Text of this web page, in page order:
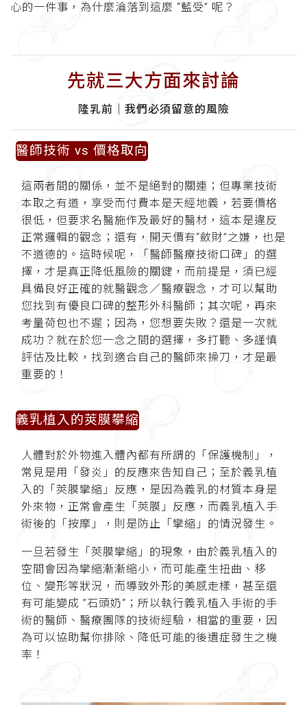
心的一件事，為什麼淪落到這麼 “藍受” 呢？
先就三大方面來討論
隆乳前│我們必須留意的風險
醫師技術 vs 價格取向
這兩者間的關係，並不是絕對的關連；但專業技術
本取之有道，享受而付費本是天經地義，若要價格
很低，但要求名醫施作及最好的醫材，這本是違反
正常邏輯的觀念；還有，開天價有“斂財”之嫌，也是
不道德的。這時候呢，「醫師醫療技術口碑」的選
擇，才是真正降低風險的關鍵，而前提是，須已經
具備良好正確的就醫觀念／醫療觀念，才可以幫助
您找到有優良口碑的整形外科醫師；其次呢，再來
考量荷包也不遲；因為，您想要失敗？還是一次就
成功？就在於您一念之間的選擇，多打聽、多謹慎
評估及比較，找到適合自己的醫師來操刀，才是最
重要的！
義乳植入的莢膜攀縮
人體對於外物進入體內都有所謂的「保護機制」，
常見是用「發炎」的反應來告知自己；至於義乳植
入的「莢膜攣縮」反應，是因為義乳的材質本身是
外來物，正常會產生「莢膜」反應，而義乳植入手
術後的「按摩」，則是防止「攣縮」的情況發生。
一旦若發生「莢膜攣縮」的現象，由於義乳植入的
空間會因為攣縮漸漸縮小，而可能產生扭曲、移
位、變形等狀況，而導致外形的美感走樣，甚至還
有可能變成 ”石頭奶“；所以執行義乳植入手術的手
術的醫師、醫療團隊的技術經驗，相當的重要，因
為可以協助幫你排除、降低可能的後遺症發生之機
率！